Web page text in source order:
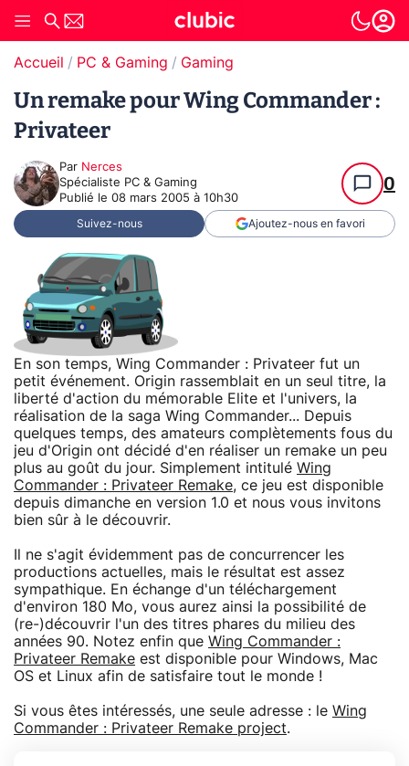
Accueil PC & Gaming Gaming
Un remake pour Wing Commander :
Privateer
Par Nerces
Spécialiste PC & Gaming
Publié le 08 mars 2005 à 10h30
0
Suivez-nous Ajoutez-nous en favori
En son temps, Wing Commander : Privateer fut un
petit événement. Origin rassemblait en un seul titre, la
liberté d'action du mémorable Elite et l'univers, la
réalisation de la saga Wing Commander... Depuis
quelques temps, des amateurs complètements fous du
jeu d'Origin ont décidé d'en réaliser un remake un peu
plus au goût du jour. Simplement intitulé Wing
Commander : Privateer Remake, ce jeu est disponible
depuis dimanche en version 1.0 et nous vous invitons
bien sûr à le découvrir.
Il ne s'agit évidemment pas de concurrencer les
productions actuelles, mais le résultat est assez
sympathique. En échange d'un téléchargement
d'environ 180 Mo, vous aurez ainsi la possibilité de
(re-)découvrir l'un des titres phares du milieu des
années 90. Notez enfin que Wing Commander :
Privateer Remake est disponible pour Windows, Mac
OS et Linux afin de satisfaire tout le monde !
Si vous êtes intéressés, une seule adresse : le Wing
Commander : Privateer Remake project.